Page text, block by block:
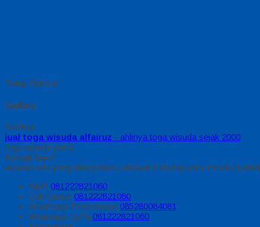
Tutup Sidebar
Gallery
Sidebar
jual toga wisuda alfairuz - ahlinya toga wisuda sejak 2000
toga wisuda juara
Kontak Kami
Apabila ada yang ditanyakan, silahkan hubungi kami melalui
SMS 081222821060
Call Center 081222821060
Whatsapp Pemesanan 085280084081
Whatsapp Syifa 081222821060